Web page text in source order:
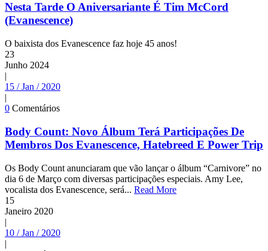
Nesta Tarde O Aniversariante É Tim McCord
(Evanescence)
O baixista dos Evanescence faz hoje 45 anos!
23
Junho 2024
|
15 / Jan / 2020
|
0 Comentários
Body Count: Novo Álbum Terá Participações De
Membros Dos Evanescence, Hatebreed E Power Trip
Os Body Count anunciaram que vão lançar o álbum “Carnivore” no
dia 6 de Março com diversas participações especiais. Amy Lee,
vocalista dos Evanescence, será... Read More
15
Janeiro 2020
|
10 / Jan / 2020
|